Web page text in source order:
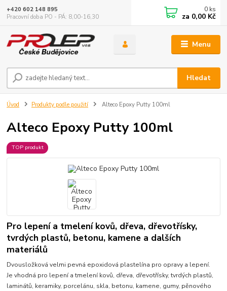
Menu
Hledat
+420 602 148 895
Pracovní doba PO - PÁ: 8,00-16,30
0 ks
za 0,00 Kč
Úvod Produkty podle použití Alteco Epoxy Putty 100ml
Alteco Epoxy Putty 100ml
TOP produkt
Pro lepení a tmelení kovů, dřeva, dřevotřísky,
tvrdých plastů, betonu, kamene a dalších
materiálů
Dvousložková velmi pevná epoxidová plastelína pro opravy a lepení.
Je vhodná pro lepení a tmelení kovů, dřeva, dřevotřísky, tvrdých plastů,
laminátů, keramiky, porcelánu, skla, betonu, kamene, gumy, pěnového